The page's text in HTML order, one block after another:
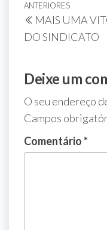
ANTERIORES
MAIS UMA
DO SINDICATO
Deixe um
O seu endereço
Campos
Comentário*